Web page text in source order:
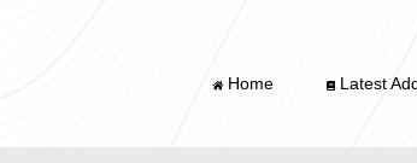
Home Latest